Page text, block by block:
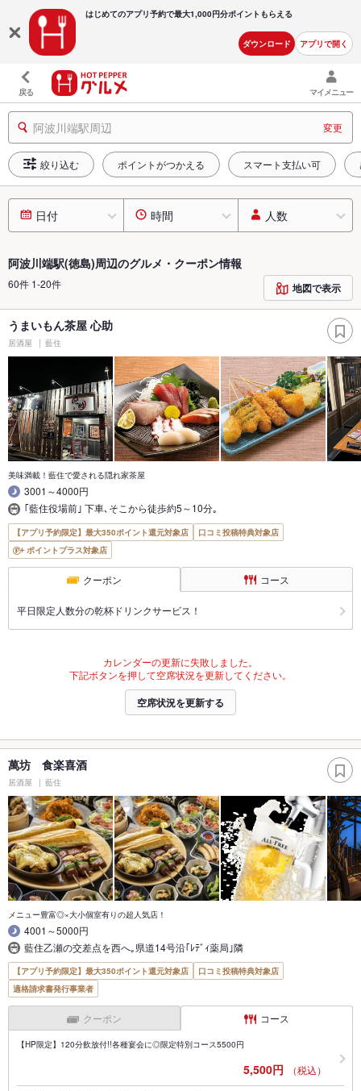
はじめてのアプリ予約で最大1,000円分ポイントもらえる
ダウンロード アプリで開く
戻る マイメニュー
阿波川端駅周辺 変更
絞り込む ポイントがつかえる スマート支払い可
日付 時間 人数
阿波川端駅(徳島)周辺のグルメ・クーポン情報
60件 1-20件 地図で表示
うまいもん茶屋 心助
居酒屋 藍住
美味満載！藍住で愛される隠れ家茶屋
3001～4000円
｢藍住役場前｣ 下車､そこから徒歩約5～10分｡
【アプリ予約限定】最大350ポイント還元対象店
口コミ投稿特典対象店
ポイントプラス対象店
クーポン コース
平日限定人数分の乾杯ドリンクサービス！
カレンダーの更新に失敗しました。
下記ボタンを押して空席状況を更新してください。
空席状況を更新する
萬坊 食楽喜酒
居酒屋 藍住
メニュー豊富◎×大小個室有りの超人気店！
4001～5000円
藍住乙瀬の交差点を西へ｡県道14号沿｢ﾚﾃﾞｨ薬局｣隣
【アプリ予約限定】最大350ポイント還元対象店
口コミ投稿特典対象店
適格請求書発行事業者
クーポン コース
【HP限定】120分飲放付!!各種宴会に◎限定特別コース5500円
5,500円 （税込）